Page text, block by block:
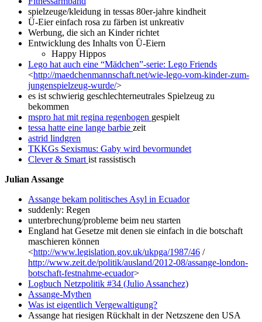
spielzeuge/kleidung in tessas 80er-jahre kindheit
Ü-Eier einfach rosa zu färben ist unkreativ
Werbung, die sich an Kinder richtet
Entwicklung des Inhalts von Ü-Eiern
Happy Hippos
Lego hat auch eine “Mädchen”-serie: Lego Friends
<http://maedchenmannschaft.net/wie-lego-vom-kinder-zum-
jungenspielzeug-wurde/>
es ist schwierig geschlechterneutrales Spielzeug zu
bekommen
mspro hat mit regina regenbogen gespielt
tessa hatte eine lange barbie zeit
astrid lindgren
TKKGs Sexismus: Gaby wird bevormundet
Clever & Smart ist rassistisch
Julian Assange
Assange bekam politisches Asyl in Ecuador
suddenly: Regen
unterbrechung/probleme beim neu starten
England hat Gesetze mit denen sie einfach in die botschaft
maschieren können
<http://www.legislation.gov.uk/ukpga/1987/46 /
http://www.zeit.de/politik/ausland/2012-08/assange-london-
botschaft-festnahme-ecuador>
Logbuch Netzpolitik #34 (Julio Assanchez)
Assange-Mythen
Was ist eigentlich Vergewaltigung?
Assange hat riesigen Rückhalt in der Netzszene den USA